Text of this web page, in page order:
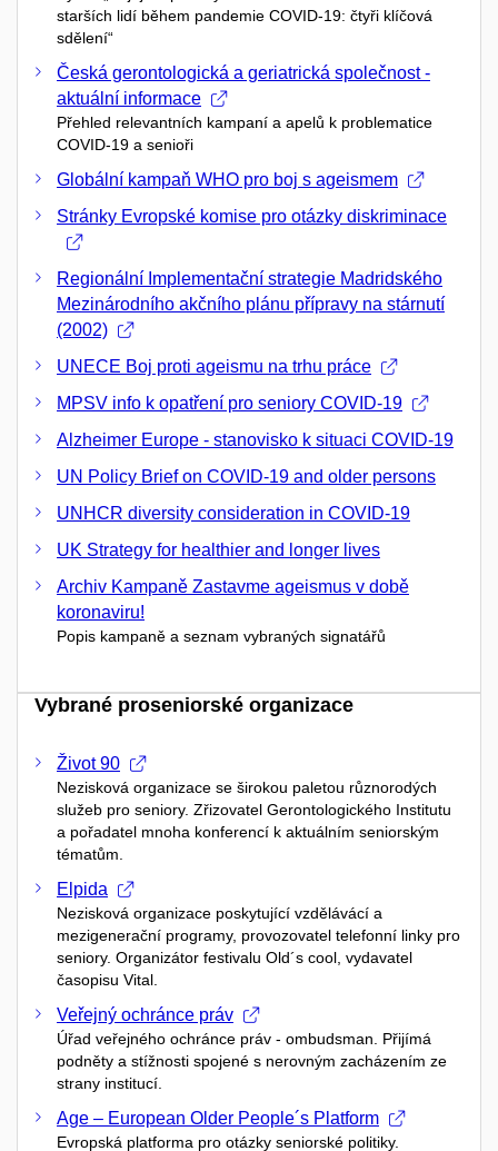
starších lidí během pandemie COVID-19: čtyři klíčová
sdělení“
Česká gerontologická a geriatrická společnost -
aktuální informace
Přehled relevantních kampaní a apelů k problematice
COVID-19 a senioři
Globální kampaň WHO pro boj s ageismem
Stránky Evropské komise pro otázky diskriminace
Regionální Implementační strategie Madridského
Mezinárodního akčního plánu přípravy na stárnutí
(2002)
UNECE Boj proti ageismu na trhu práce
MPSV info k opatření pro seniory COVID-19
Alzheimer Europe - stanovisko k situaci COVID-19
UN Policy Brief on COVID-19 and older persons
UNHCR diversity consideration in COVID-19
UK Strategy for healthier and longer lives
Archiv Kampaně Zastavme ageismus v době
koronaviru!
Popis kampaně a seznam vybraných signatářů
Vybrané proseniorské organizace
Život 90
Nezisková organizace se širokou paletou různorodých
služeb pro seniory. Zřizovatel Gerontologického Institutu
a pořadatel mnoha konferencí k aktuálním seniorským
tématům.
Elpida
Nezisková organizace poskytující vzdělávácí a
mezigenerační programy, provozovatel telefonní linky pro
seniory. Organizátor festivalu Old´s cool, vydavatel
časopisu Vital.
Veřejný ochránce práv
Úřad veřejného ochránce práv - ombudsman. Přijímá
podněty a stížnosti spojené s nerovným zacházením ze
strany institucí.
Age – European Older People´s Platform
Evropská platforma pro otázky seniorské politiky.